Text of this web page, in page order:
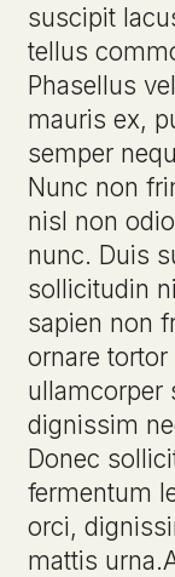
suscipit
tellus
Phasellus
mauris ex,
semper
Nunc non
nisl non
nunc. Duis
sollicitudin
sapien non
ornare
ullamcorper
dignissim
Donec
fermentum
orci,
mattis